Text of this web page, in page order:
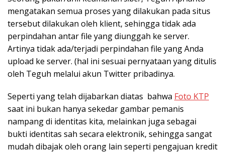
mengatakan semua proses yang dilakukan pada situs
tersebut dilakukan oleh klient, sehingga tidak ada
perpindahan antar file yang diunggah ke server.
Artinya tidak ada/terjadi perpindahan file yang Anda
upload ke server. (hal ini sesuai pernyataan yang ditulis
oleh Teguh melalui akun Twitter pribadinya.
Seperti yang telah dijabarkan diatas bahwa Foto KTP
saat ini bukan hanya sekedar gambar pemanis
nampang di identitas kita, melainkan juga sebagai
bukti identitas sah secara elektronik, sehingga sangat
mudah dibajak oleh orang lain seperti pengajuan kredit